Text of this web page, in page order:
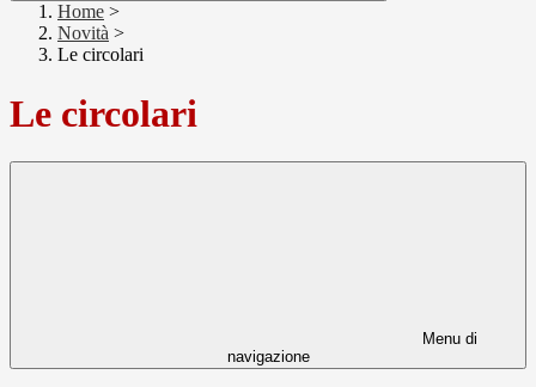
Home >
Novità >
Le circolari
Le circolari
Menu di
navigazione